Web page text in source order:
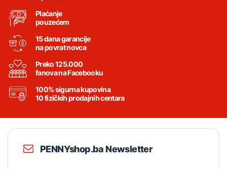
Plaćanje
pouzećem
15 dana garancije
na povrat novca
Preko 125.000
fanova na Facebooku
100% sigurna kupovina
10 fizičkih prodajnih centara
PENNYshop.ba Newsletter